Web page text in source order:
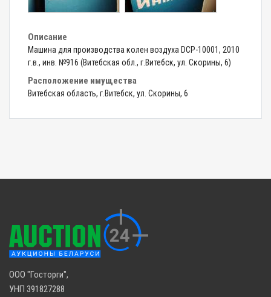
Описание
Машина для производства колен воздуха DCP-10001, 2010
г.в., инв. №916 (Витебская обл., г.Витебск, ул. Скорины, 6)
Расположение имущества
Витебская область, г.Витебск, ул. Скорины, 6
ООО "Госторги",
УНП 391827288